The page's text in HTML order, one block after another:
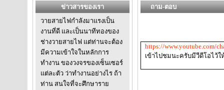
ข่าวสารของเรา
วายสายไฟกำลังมาแรงเป็น
งานที่ดี และเป็นนาทีทองของ
ช่างวายสายไฟ แต่ท่านจะต้อง
มีความเข้าใจในหลักการ
ทำงาน ของวงจรของเซ็นเซอร์
แต่ละตัว ว่าทำงานอย่างไร ถ้า
ท่าน สนใจที่จะศึกษาราย
ถาม-ตอบ
https://www.youtube.com/
เข้าไปชมนะครับมีวีดีโอไว้